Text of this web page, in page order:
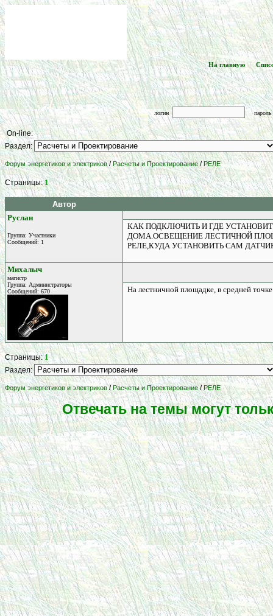
[На главную ] -- [
логин
On-line:
Раздел:
Форум энергетиков и электриков/Расчеты и Проектирование/РЕЛЕ
Страницы:1
Автор
Руслан
Группа: Участники
Сообщений: 1
КАК ПОДКЛЮЧИТЬ И ГДЕ
ДОМА.ОСВЕЩЕНИЕ ЛЕСТИЧНОЙ
РЕЛЕ,КУДА УСТАНОВИТЬ САМ
Михалыч
магистр
Группа: Администраторы
Сообщений: 670
На лестничной площадке, в средней
Страницы:1
Раздел:
Форум энергетиков и электриков/ Расчеты и Проектирование/РЕЛЕ
Отвечать на темы могут